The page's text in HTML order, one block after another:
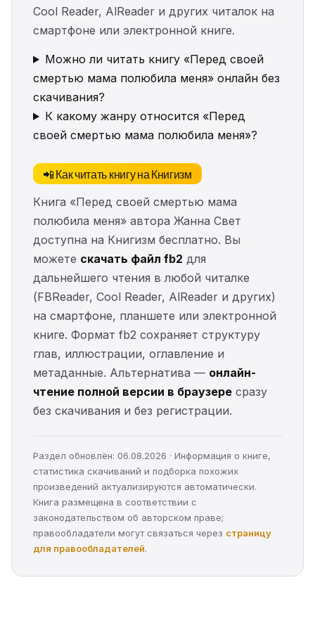
Cool Reader, AlReader и других читалок на
смартфоне или электронной книге.
Можно ли читать книгу «Перед своей
смертью мама полюбила меня» онлайн без
скачивания?
К какому жанру относится «Перед
своей смертью мама полюбила меня»?
📲 Как читать книгу на Книгизм
Книга «Перед своей смертью мама
полюбила меня» автора Жанна Свет
доступна на Книгизм бесплатно. Вы
можете скачать файл fb2 для
дальнейшего чтения в любой читалке
(FBReader, Cool Reader, AlReader и других)
на смартфоне, планшете или электронной
книге. Формат fb2 сохраняет структуру
глав, иллюстрации, оглавление и
метаданные. Альтернатива — онлайн-
чтение полной версии в браузере сразу
без скачивания и без регистрации.
Раздел обновлён: 06.08.2026 · Информация о книге,
статистика скачиваний и подборка похожих
произведений актуализируются автоматически.
Книга размещена в соответствии с
законодательством об авторском праве;
правообладатели могут связаться через страницу
для правообладателей.